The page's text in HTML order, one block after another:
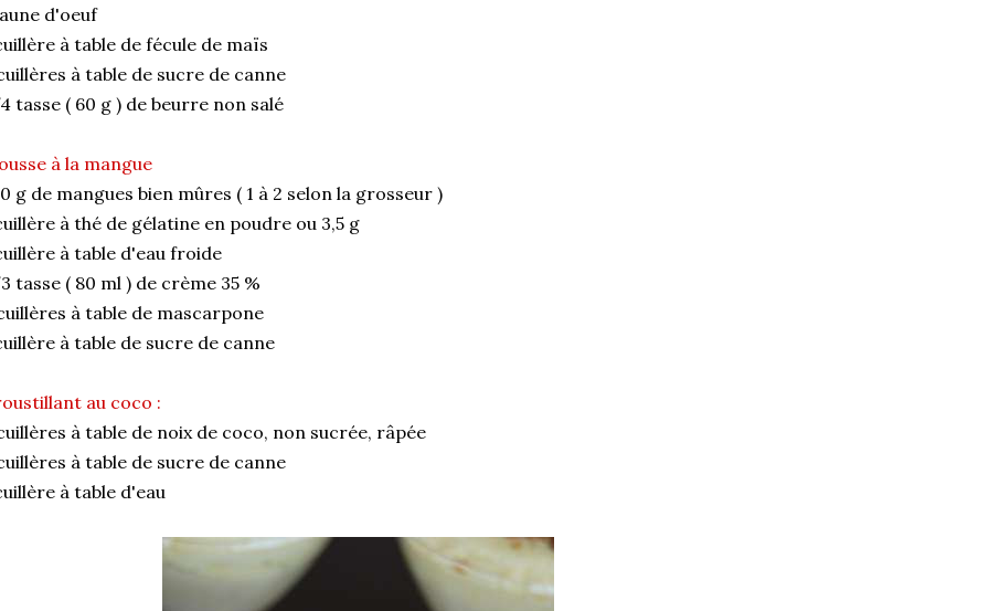
d'oeuf
à table de fécule de maïs
à table de sucre de canne
tasse ( 60 g ) de beurre non salé
à la mangue
g de mangues bien mûres ( 1 à 2 selon la grosseur )
à thé de gélatine en poudre ou 3,5 g
à table d'eau froide
tasse ( 80 ml ) de crème 35 %
à table de mascarpone
à table de sucre de canne
au coco :
à table de noix de coco, non sucrée, râpée
à table de sucre de canne
à table d'eau